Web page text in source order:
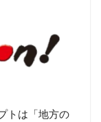
トは「地方の